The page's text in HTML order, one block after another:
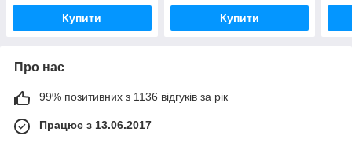
Купити Купити
Про нас
99% позитивних з 1136 відгуків за рік
Працює з 13.06.2017